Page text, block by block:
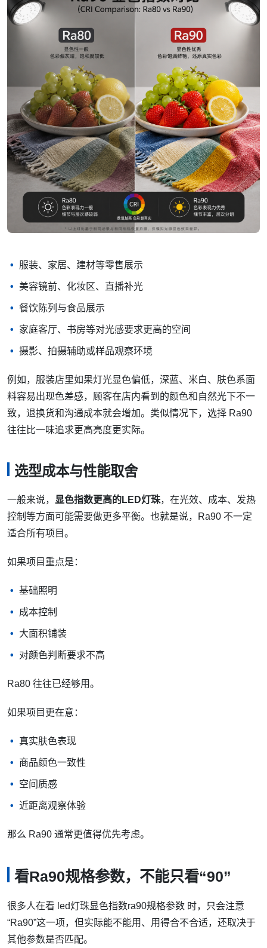
服装、家居、建材等零售展示
美容镜前、化妆区、直播补光
餐饮陈列与食品展示
家庭客厅、书房等对光感要求更高的空间
摄影、拍摄辅助或样品观察环境
例如，服装店里如果灯光显色偏低，深蓝、米白、肤色系面
料容易出现色差感，顾客在店内看到的颜色和自然光下不一
致，退换货和沟通成本就会增加。类似情况下，选择 Ra90
往往比一味追求更高亮度更实际。
选型成本与性能取舍
一般来说， 显色指数更高的LED灯珠，在光效、成本、发热
控制等方面可能需要做更多平衡。也就是说，Ra90 不一定
适合所有项目。
如果项目重点是：
基础照明
成本控制
大面积铺装
对颜色判断要求不高
Ra80 往往已经够用。
如果项目更在意：
真实肤色表现
商品颜色一致性
空间质感
近距离观察体验
那么 Ra90 通常更值得优先考虑。
看Ra90规格参数，不能只看“90”
很多人在看 led灯珠显色指数ra90规格参数 时，只会注意
“Ra90”这一项，但实际能不能用、用得合不合适，还取决于
其他参数是否匹配。